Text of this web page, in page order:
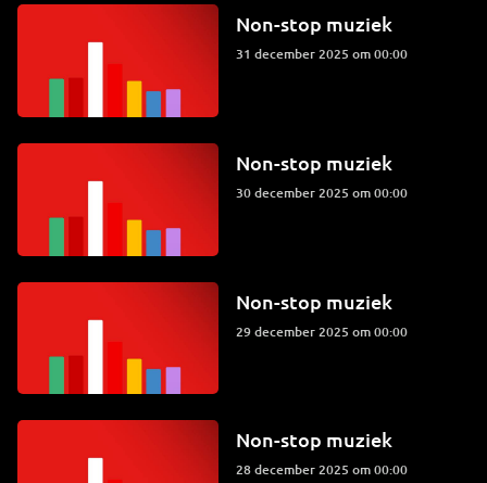
Non-stop muziek
31 december 2025 om 00:00
Non-stop muziek
30 december 2025 om 00:00
Non-stop muziek
29 december 2025 om 00:00
Non-stop muziek
28 december 2025 om 00:00